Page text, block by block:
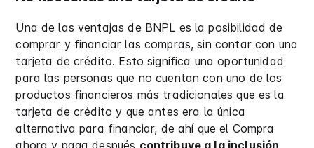
Una de las ventajas de BNPL es la posibilidad de
comprar y financiar las compras, sin contar con una
tarjeta de crédito. Esto significa una oportunidad
para las personas que no cuentan con uno de los
productos financieros más tradicionales que es la
tarjeta de crédito y que antes era la única
alternativa para financiar, de ahí que el Compra